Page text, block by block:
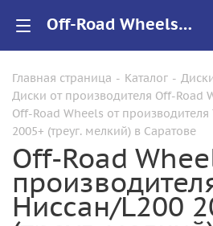
Off-Road Wheels Тойота/Ниссан/L200 2005+ (треуг. мелкий) купить в Саратове, низкие цены на автомобильные диски
Главная страница - Каталог -
Диски от производителя Off-Road
Off-Road Wheels от
2005+ (треуг. мелкий) в Саратове
Off-Road
Ниссан/L200